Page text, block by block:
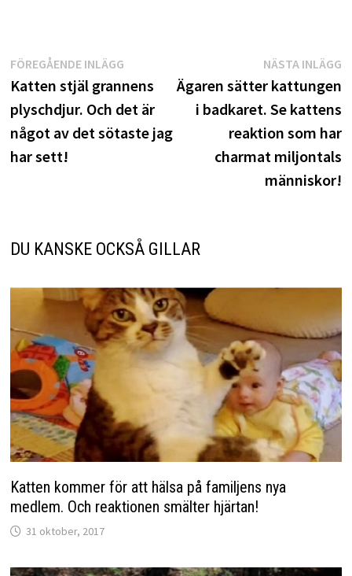
Inläggsnavigering
FÖREGÅENDE INLÄGGFöregående
inlägg:
Katten stjäl grannens
plyschdjur. Och det är
något av det sötaste jag
har sett!
NÄSTA INLÄGG
Ägaren sätter kattungen
i badkaret. Se kattens
reaktion som har
charmat miljontals
människor!
DU KANSKE OCKSÅ GILLAR
Katten kommer för att hälsa på familjens nya
medlem. Och reaktionen smälter hjärtan!
31 oktober, 2017